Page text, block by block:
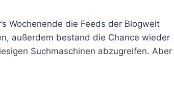
Wochenende die Feeds der Blogwelt
außerdem bestand die Chance wieder
Suchmaschinen abzugreifen. Aber